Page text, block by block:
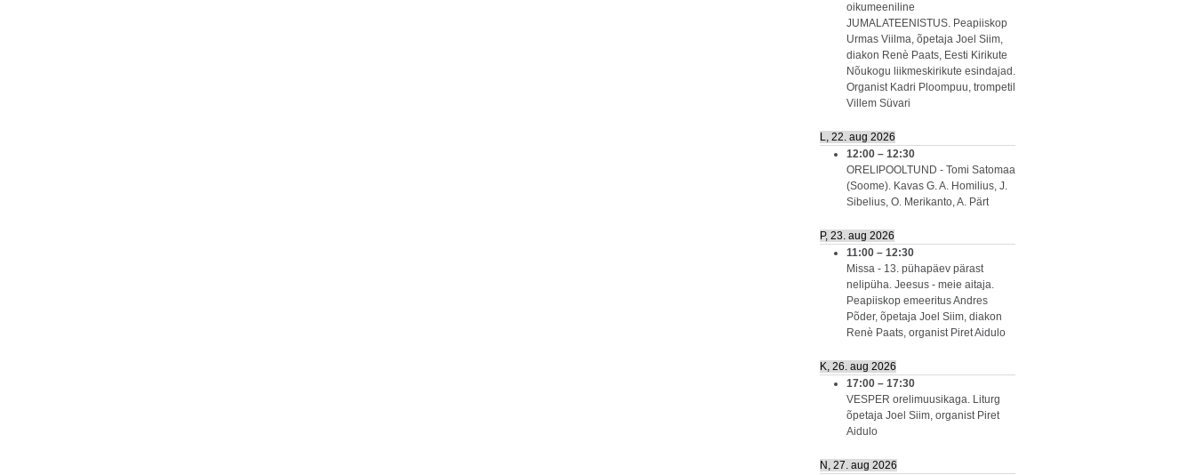
oikumeeniline
JUMALATEENISTUS. Peapiiskop
Urmas Viilma, õpetaja Joel Siim,
diakon Renè Paats, Eesti Kirikute
Nõukogu liikmeskirikute esindajad.
Organist Kadri Ploompuu, trompetil
Villem Süvari
L, 22. aug 2026
12:00 – 12:30
ORELIPOOLTUND - Tomi Satomaa
(Soome). Kavas G. A. Homilius, J.
Sibelius, O. Merikanto, A. Pärt
P, 23. aug 2026
11:00 – 12:30
Missa - 13. pühapäev pärast
nelipüha. Jeesus - meie aitaja.
Peapiiskop emeeritus Andres
Põder, õpetaja Joel Siim, diakon
Renè Paats, organist Piret Aidulo
K, 26. aug 2026
17:00 – 17:30
VESPER orelimuusikaga. Liturg
õpetaja Joel Siim, organist Piret
Aidulo
N, 27. aug 2026